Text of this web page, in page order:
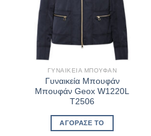
ΓΥΝΑΙΚΕΊΑ ΜΠΟΥΦΆΝ
Γυναικεία Μπουφάν
Μπουφάν Geox W1220L
T2506
ΑΓΌΡΑΣΈ ΤΟ